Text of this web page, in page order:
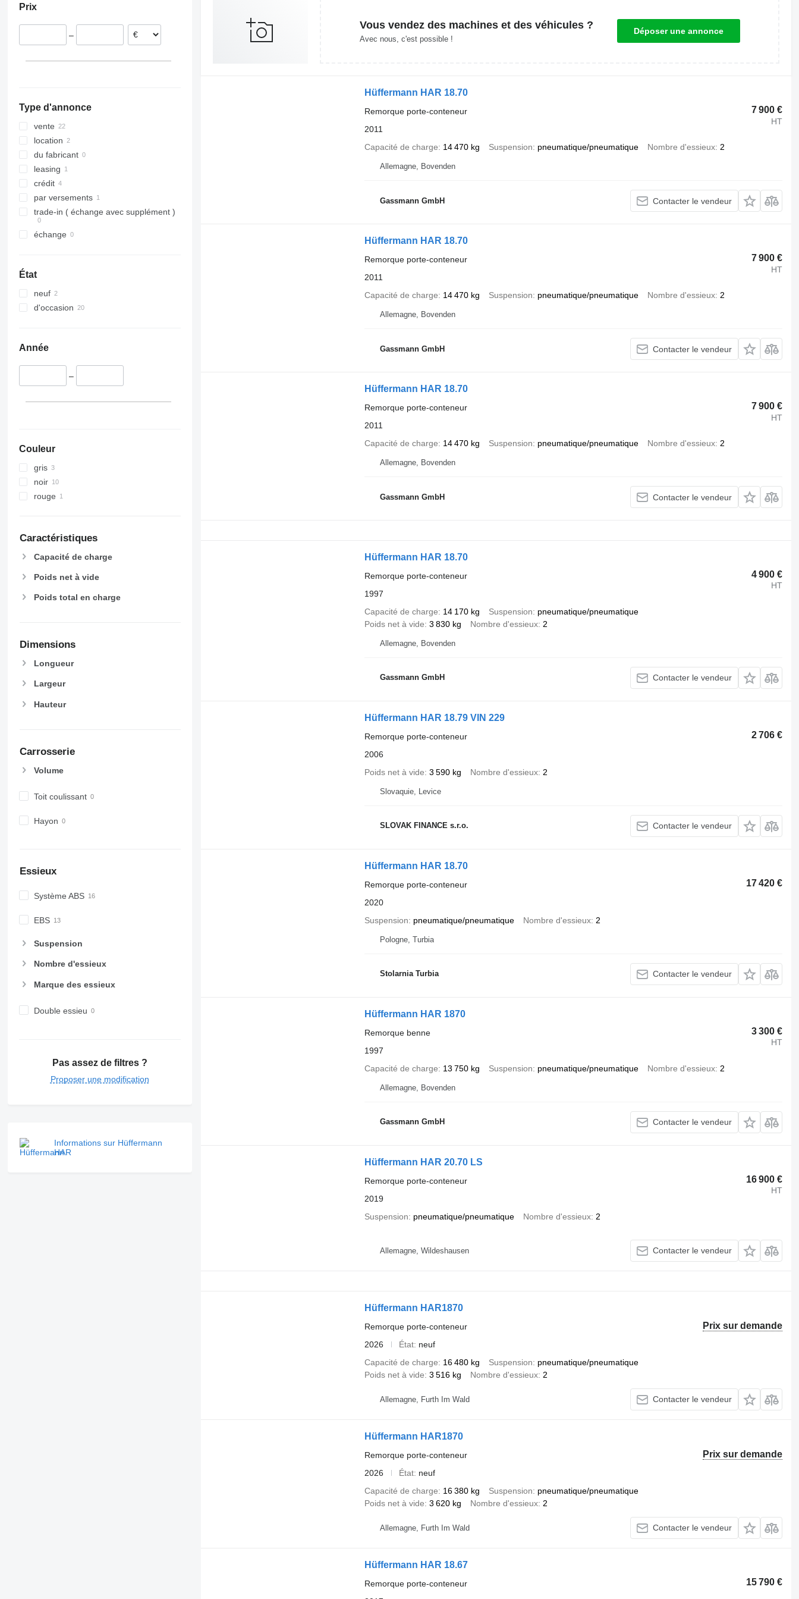
Prix
–
Type d'annonce
vente
location
du fabricant
leasing
crédit
par versements
trade-in ( échange avec supplément )
échange
État
neuf
d'occasion
Année
–
Couleur
gris
noir
rouge
Caractéristiques
Capacité de charge
Poids net à vide
Poids total en charge
Dimensions
Longueur
Largeur
Hauteur
Carrosserie
Volume
Toit coulissant
Hayon
Essieux
Système ABS
EBS
Suspension
Nombre d'essieux
Marque des essieux
Double essieu
Pas assez de filtres ?
Proposer une modification
Informations sur Hüffermann
HAR
Vous vendez des machines et des véhicules ?
Avec nous, c'est possible !
Déposer une annonce
Hüffermann HAR 18.70
7 900 €
HT
Remorque porte-conteneur
2011
Capacité de charge
14 470 kg Suspension pneumatique/pneumatique Nombre d'essieux 2
Allemagne, Bovenden
Gassmann GmbH Contacter le vendeur
Hüffermann HAR 18.70
7 900 €
HT
Remorque porte-conteneur
2011
Capacité de charge
14 470 kg Suspension pneumatique/pneumatique Nombre d'essieux 2
Allemagne, Bovenden
Gassmann GmbH Contacter le vendeur
Hüffermann HAR 18.70
7 900 €
HT
Remorque porte-conteneur
2011
Capacité de charge
14 470 kg Suspension pneumatique/pneumatique Nombre d'essieux 2
Allemagne, Bovenden
Gassmann GmbH Contacter le vendeur
Hüffermann HAR 18.70
4 900 €
HT
Remorque porte-conteneur
1997
Capacité de charge
14 170 kg Suspension
pneumatique/pneumatique
Poids net à vide 3 830 kg Nombre d'essieux 2
Allemagne, Bovenden
Gassmann GmbH Contacter le vendeur
Hüffermann HAR 18.79 VIN 229
2 706 €
Remorque porte-conteneur
2006
Poids net à vide 3 590 kg Nombre d'essieux 2
Slovaquie, Levice
SLOVAK FINANCE s.r.o. Contacter le vendeur
Hüffermann HAR 18.70
17 420 €
Remorque porte-conteneur
2020
Suspension
pneumatique/pneumatique Nombre d'essieux 2
Pologne, Turbia
Stolarnia Turbia Contacter le vendeur
Hüffermann HAR 1870
3 300 €
HT
Remorque benne
1997
Capacité de charge
13 750 kg Suspension pneumatique/pneumatique Nombre d'essieux 2
Allemagne, Bovenden
Gassmann GmbH Contacter le vendeur
Hüffermann HAR 20.70 LS
16 900 €
HT
Remorque porte-conteneur
2019
Suspension
pneumatique/pneumatique Nombre d'essieux 2
Allemagne, Wildeshausen Contacter le vendeur
Hüffermann HAR1870
Prix sur demande
Remorque porte-conteneur
2026
État neuf
Capacité de charge
16 480 kg Suspension
pneumatique/pneumatique
Poids net à vide 3 516 kg Nombre d'essieux 2
Allemagne, Furth Im Wald Contacter le vendeur
Hüffermann HAR1870
Prix sur demande
Remorque porte-conteneur
2026
État neuf
Capacité de charge
16 380 kg Suspension
pneumatique/pneumatique
Poids net à vide 3 620 kg Nombre d'essieux 2
Allemagne, Furth Im Wald Contacter le vendeur
Hüffermann HAR 18.67
15 790 €
Remorque porte-conteneur